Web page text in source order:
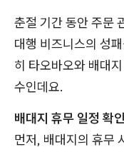
춘절 기간 동안 주문
대행 비즈니스의 성
히 타오바오와 배대
수인데요.
배대지 휴무 일정 확
먼저, 배대지의 휴무